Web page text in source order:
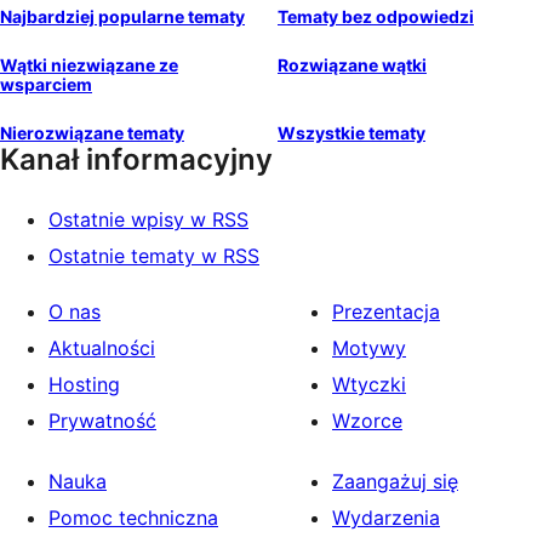
Najbardziej popularne tematy Tematy bez odpowiedzi
Wątki niezwiązane ze
wsparciem
Rozwiązane wątki
Nierozwiązane tematy Wszystkie tematy
Kanał informacyjny
Ostatnie wpisy w RSS
Ostatnie tematy w RSS
O nas
Aktualności
Hosting
Prywatność
Prezentacja
Motywy
Wtyczki
Wzorce
Nauka
Pomoc techniczna
Zaangażuj się
Wydarzenia